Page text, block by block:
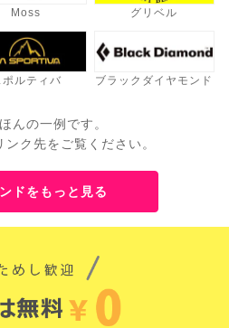
Moss グリベル
ポルティバ ブラックダイヤモンド
んの一例です。
ク先をご覧ください。
ドをもっと見る